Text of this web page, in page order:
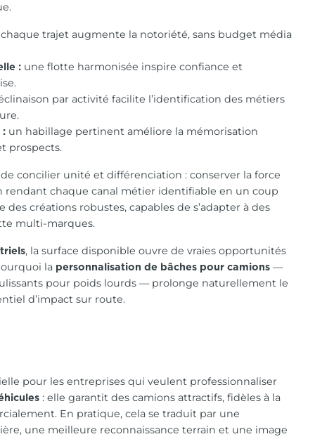
trajet augmente la notoriété, sans budget média
: une flotte harmonisée inspire confiance et
par activité facilite l’identification des métiers
: un habillage pertinent améliore la mémorisation
prospects.
concilier unité et différenciation : conserver la force
rendant chaque canal métier identifiable en un coup
des créations robustes, capables de s’adapter à des
multi-marques.
, la surface disponible ouvre de vraies opportunités
la personnalisation de bâches pour camions —
pour poids lourds — prolonge naturellement le
d’impact sur route.
pour les entreprises qui veulent professionnaliser
: elle garantit des camions attractifs, fidèles à la
En pratique, cela se traduit par une
une meilleure reconnaissance terrain et une image